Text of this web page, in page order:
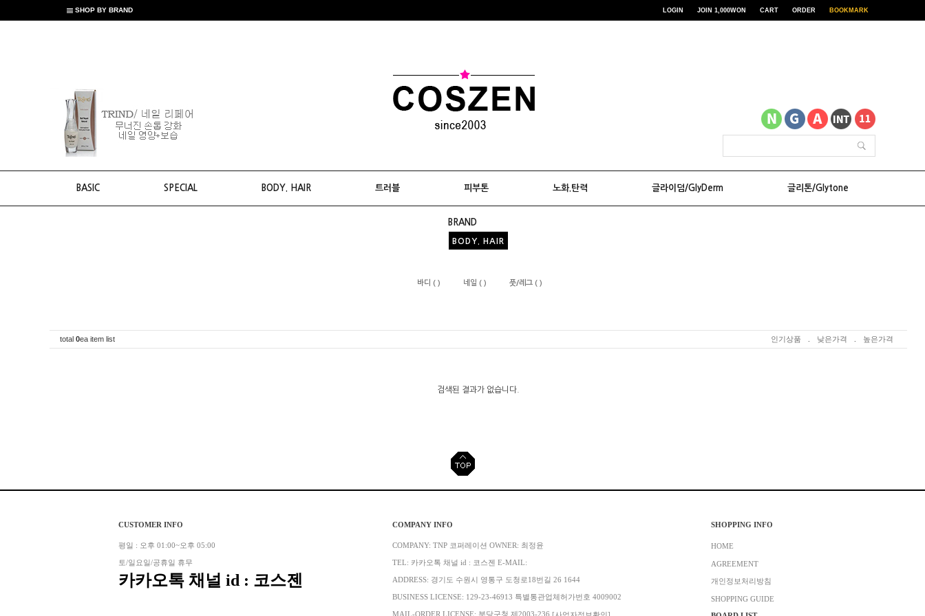
SHOP BY BRAND LOGIN JOIN 1,000WON CART ORDER BOOKMARK
BASIC SPECIAL BODY. HAIR 트러블 피부톤 노화.탄력 글라이덤/GlyDerm 글리톤/Glytone
BRAND
BODY. HAIR
바디 ( ) 네일 ( ) 풋/레그 ( )
total 0ea item list 인기상품 낮은가격 높은가격
검색된 결과가 없습니다.
CUSTOMER INFO
평일 : 오후 01:00~오후 05:00
토/일요일/공휴일 휴무
카카오톡 채널 id : 코스젠
COMPANY INFO
COMPANY: TNP 코퍼레이션 OWNER: 최정윤
TEL: 카카오톡 채널 id : 코스젠 E-MAIL:
ADDRESS: 경기도 수원시 영통구 도청로18번길 26 1644
BUSINESS LICENSE: 129-23-46913 특별통관업체허가번호 4009002
MAIL-ORDER LICENSE: 분당구청 제2003-236
SHOPPING INFO
HOME
AGREEMENT
개인정보처리방침
SHOPPING GUIDE